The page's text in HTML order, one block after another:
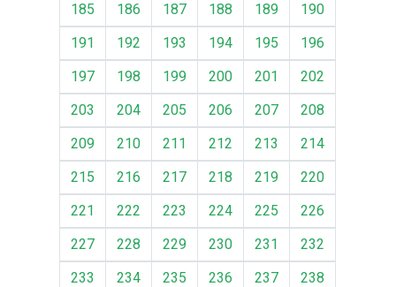
185
186 187 188 189
190
191
192 193 194 195
196
197
198 199 200 201
202
203
204 205 206 207
208
209
210 211 212 213
214
215
216 217 218 219
220
221
222 223 224 225
226
227
228 229 230 231
232
233
234 235 236 237
238